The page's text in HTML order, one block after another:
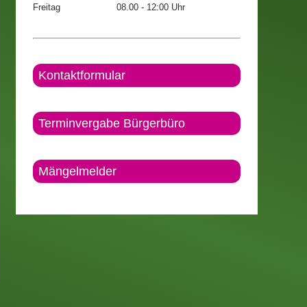
Freitag
08.00 - 12:00 Uhr
Kontaktformular
Terminvergabe Bürgerbüro
Mängelmelder